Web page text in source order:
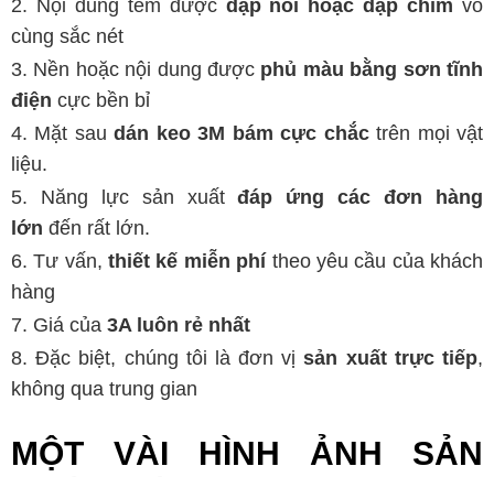
Nội dung tem được dập nổi hoặc dập chìm vô
cùng sắc nét
Nền hoặc nội dung được phủ màu bằng sơn tĩnh
điện cực bền bỉ
Mặt saudán keo 3M bám cực chắctrên mọi vật
liệu.
Năng lực sản xuấtđáp ứng các đơn hàng
lớn đến rất lớn.
Tư vấn,thiết kế miễn phí theo yêu cầu của khách
hàng
Giá của 3A luôn rẻ nhất
Đặc biệt, chúng tôi là đơn vịsản xuất trực tiếp,
không qua trung gian
MỘT VÀI HÌNH ẢNH SẢN